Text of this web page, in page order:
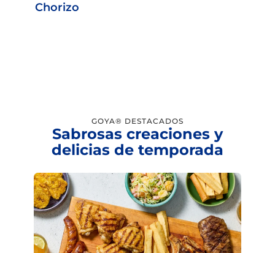
Chorizo
GOYA® DESTACADOS
Sabrosas creaciones y
delicias de temporada